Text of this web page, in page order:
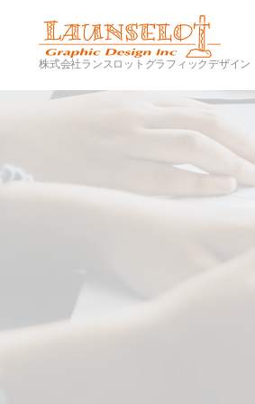
株式会社ランスロットグラフィックデザイン